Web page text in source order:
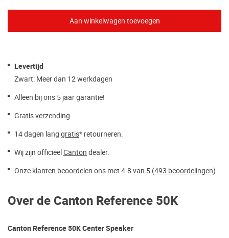
Levertijd
Zwart: Meer dan 12 werkdagen
Alleen bij ons 5 jaar garantie!
Gratis verzending.
14 dagen lang gratis* retourneren.
Wij zijn officieelCanton dealer.
Onze klanten beoordelen ons met 4.8 van 5 (493 beoordelingen).
Over de Canton Reference 50K
Canton Reference 50K Center Speaker